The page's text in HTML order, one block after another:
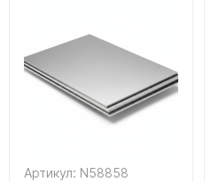
Артикул: N58858